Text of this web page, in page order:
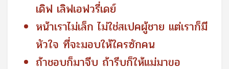
เดิฟ เลิฟเอฟวรี่เดย์
หน้าเราไม่เล็ก ไม่ใช่สเปคผู้ชาย แต่เราก็มี
หัวใจ ที่จะมอบให้ใครซักคน
ถ้าชอบก็มาจีบ ถ้ารีบก็ให้แม่มาขอ